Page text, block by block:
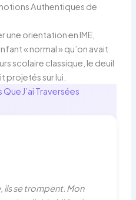
Authentiques de
orientation en IME,
« normal » qu’on avait
scolaire classique, le deuil
projetés sur lui.
J’ai Traversées
ils se trompent. Mon